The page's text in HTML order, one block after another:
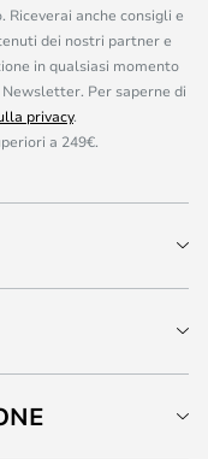
anche consigli e
dei nostri partner e
in qualsiasi momento
Per saperne di
privacy.
a 249€.